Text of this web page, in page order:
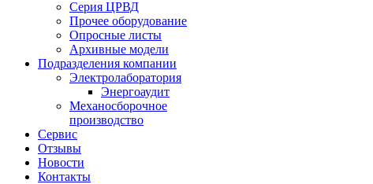
Серия ЦРВД
Прочее оборудование
Опросные листы
Архивные модели
Подразделения компании
Электролаборатория
Энергоаудит
Механосборочное
производство
Сервис
Отзывы
Новости
Контакты